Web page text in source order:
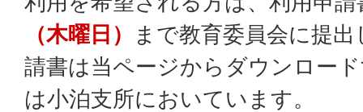
（木曜日）
まで教育委員会に提
請書は当ページからダウンロー
は小泊支所においています。